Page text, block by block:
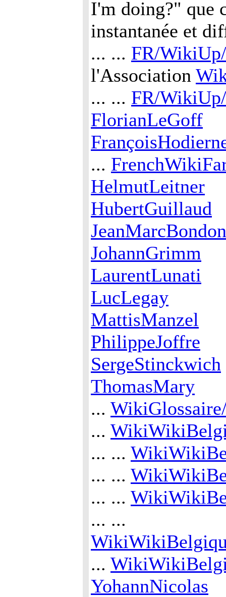
I'm doing?" que
instantanée et
... ... FR/
l'Association
... ... FR/
FlorianLeGoff
...
HelmutLeitner
HubertGuillaud
JeanMarcBondon
JohannGrimm
LaurentLunati
LucLegay
MattisManzel
PhilippeJoffre
SergeStinckwich
ThomasMary
...
...
... ...
... ...
... ...
... ...
...
YohannNicolas